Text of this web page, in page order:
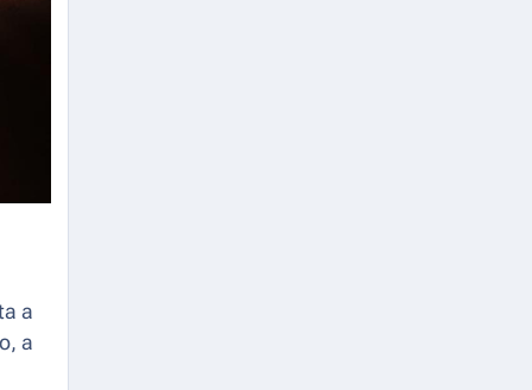
a
a